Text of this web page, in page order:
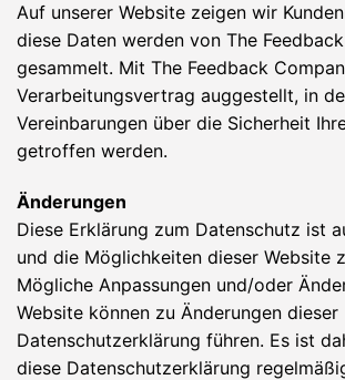
Auf unserer Website zeigen wir
diese Daten werden von The
gesammelt. Mit The Feedback
Verarbeitungsvertrag auggestellt, in
Vereinbarungen über die Sicherheit
getroffen werden.
Änderungen
Diese Erklärung zum Datenschutz ist
und die Möglichkeiten dieser Website
Mögliche Anpassungen und/oder
Website können zu Änderungen dieser
Datenschutzerklärung führen. Es ist
diese Datenschutzerklärung